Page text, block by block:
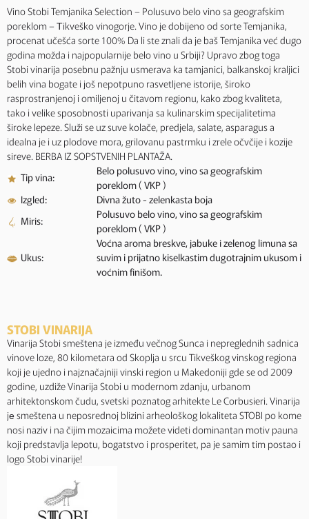
Vino Stobi Temjanika Selection – Polusuvo belo vino sa geografskim
poreklom – Тikveško vinogorje. Vino je dobijeno od sorte Temjanika,
procenat učešća sorte 100% Da li ste znali da je baš Temjanika već dugo
godina možda i najpopularnije belo vino u Srbiji? Upravo zbog toga
Stobi vinarija posebnu pažnju usmerava ka tamjanici, balkanskoj kraljici
belih vina bogate i još nepotpuno rasvetljene istorije, široko
rasprostranjenoj i omiljenoj u čitavom regionu, kako zbog kvaliteta,
tako i velike sposobnosti uparivanja sa kulinarskim specijalitetima
široke lepeze. Služi se uz suve kolače, predjela, salate, asparagus a
idealna je i uz plodove mora, grilovanu pastrmku i zrele očvčije i kozije
sireve. BERBA IZ SOPSTVENIH PLANTAŽA.
Tip vina:
Belo polusuvo vino, vino sa geografskim
poreklom ( VKP )
Izgled:
Divna žuto - zelenkasta boja
Miris:
Polusuvo belo vino, vino sa geografskim
poreklom ( VKP )
Ukus:
Voćna aroma breskve, jabuke i zelenog limuna sa
suvim i prijatno kiselkastim dugotrajnim ukusom i
voćnim finišom.
STOBI VINARIJA
Vinarija Stobi smeštena je između večnog Sunca i nepreglednih sadnica
vinove loze, 80 kilometara od Skoplja u srcu Tikveškog vinskog regiona
koji je ujedno i najznačajniji vinski region u Makedoniji gde se od 2009
godine, uzdiže Vinarija Stobi u modernom zdanju, urbanom
arhitektonskom čudu, svetski poznatog arhitekte Le Corbusieri. Vinarija
jе smeštena u neposrednoj blizini arheološkog lokaliteta STOBI po kome
nosi naziv i na čijim mozaicima možete videti dominantan motiv pauna
koji predstavlja lepotu, bogatstvo i prosperitet, pa je samim tim postao i
logo Stobi vinarije!